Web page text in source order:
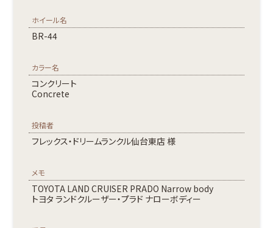
ホイール名
BR-44
カラー名
コンクリート
Concrete
投稿者
フレックス・ドリームランクル仙台東店 様
メモ
TOYOTA LAND CRUISER PRADO Narrow body
トヨタ ランドクルーザー・プラド ナローボディー